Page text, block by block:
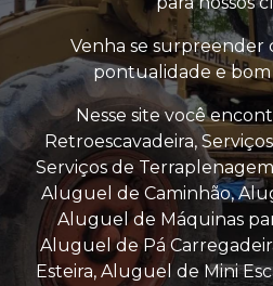
Venha se surpreender
pontualidade e
Nesse site você
Retroescavadeira,
Serviços de
Aluguel de Caminhão,
Aluguel de Máquinas
Aluguel de Pá
Esteira, Aluguel de Mini